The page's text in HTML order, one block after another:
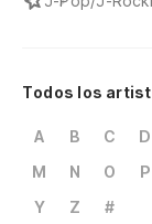
Todos los
A B C D
M
N O P
Y
Z #